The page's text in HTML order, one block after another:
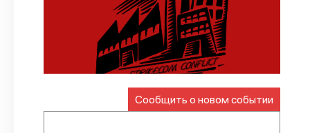
Трудовые конфликты
Отчеты
Предложить публикацию
API
Сообщить о новом событии